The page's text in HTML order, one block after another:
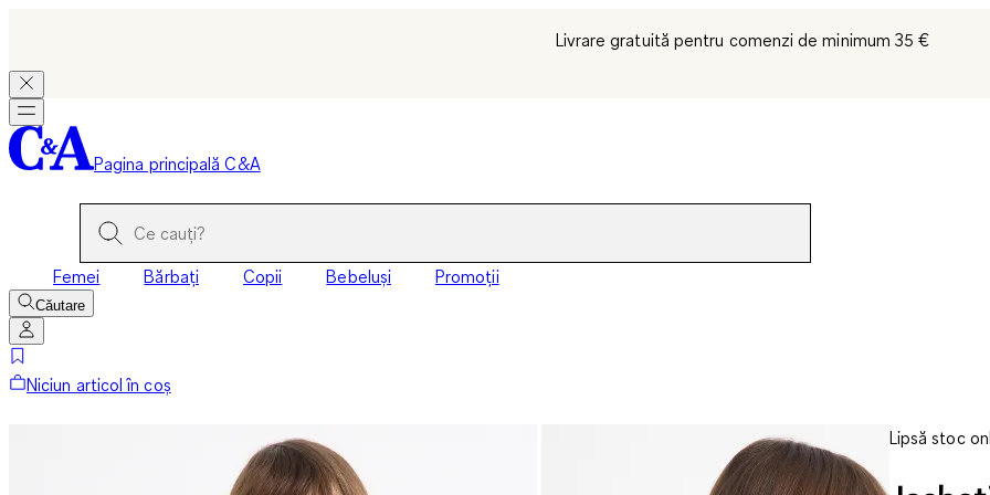
Livrare gratuită pentru comenzi de minimum 35 €
Pagina principală C&A
Femei Bărbați Copii Bebeluși Promoții
Căutare
Niciun articol în coș
Lipsă stoc